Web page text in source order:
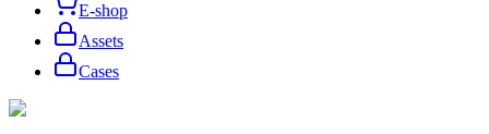
E-shop
Assets
Cases